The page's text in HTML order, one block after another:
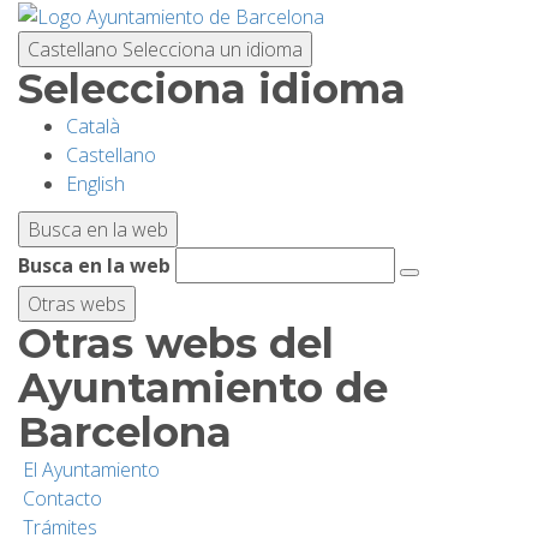
Castellano Selecciona un idioma
Selecciona idioma
Català
Castellano
English
Busca en la web
Busca en la web
Otras webs
Otras webs del
Ayuntamiento de
Barcelona
El Ayuntamiento
Contacto
Trámites
Pasar
contenido
principal
PLANIFICA TU VISITA
BIODIVERSIDAD
ACTIVIDADES
ESCUELAS
INVESTIGACIÓN/CONSERVACIÓN
SOSTENIBILIDAD